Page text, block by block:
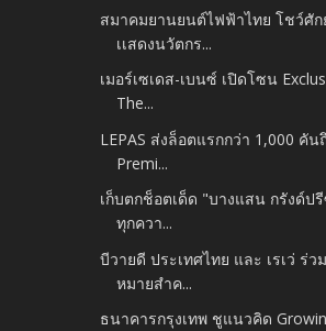
สมาคมยานยนต์ไฟฟ้าไทย โชว์ศั
เเสดงนวัตกร...
เมอร์เซเดส-เบนซ์ เปิดโซน
The...
LEPAS ส่งล็อตแรกกว่า 1,000 คัน
Premi...
เก็บตกช็อตเด็ด "บางแสน กรังด์ป
ทุกควา...
บีวายดี ประเทศไทย และ เรเว่ ร่
หมายสำค...
ธนาคารกรุงเทพ ชูแนวคิด